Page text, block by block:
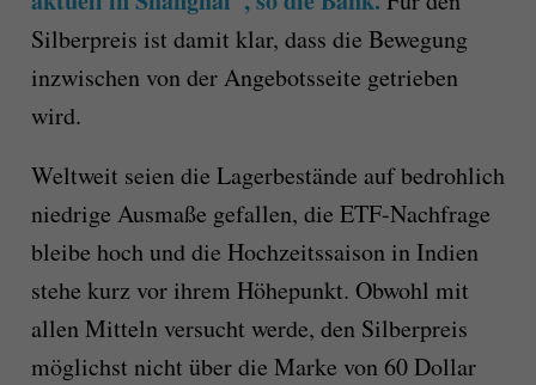
Silberpreis ist damit klar, dass die Bewegung
inzwischen von der Angebotsseite getrieben
wird.
Weltweit seien die Lagerbestände auf bedrohlich
niedrige Ausmaße gefallen, die ETF-Nachfrage
bleibe hoch und die Hochzeitssaison in Indien
stehe kurz vor ihrem Höhepunkt. Obwohl mit
allen Mitteln versucht werde, den Silberpreis
möglichst nicht über die Marke von 60 Dollar